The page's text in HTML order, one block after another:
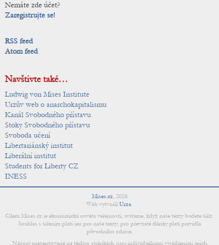
Nemáte zde účet?
Zaregistrujte se!
RSS feed
Atom feed
Navštivte také…
Ludwig von Mises Institute
Urzův web o anarchokapitalismu
Kanál Svobodného přístavu
Stoky Svobodného přístavu
Svoboda učení
Libertariánský institut
Liberální institut
Students for Liberty CZ
INESS
Mises.cz, 2026
Web vytvořil Urza.
Cílem Mises.cz je ekonomická osvěta veřejnosti; uvítáme, když naše texty budete šířit.
Souhlas s šířením platí jen pro naše texty; pro převzaté články platí pravidla
původního zdroje.
Názory prezentované na těchto stránkách jsou individuálními vyjádřeními jejich